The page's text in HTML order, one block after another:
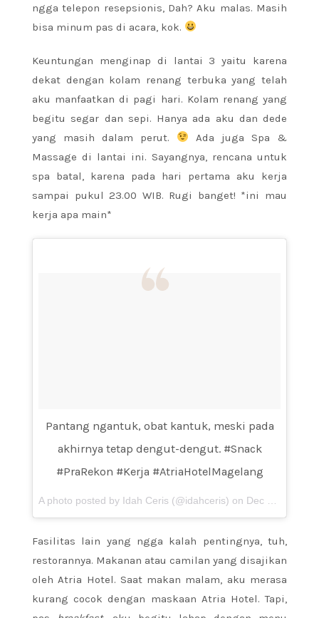
ngga telepon resepsionis, Dah? Aku malas. Masih
bisa minum pas di acara, kok.
Keuntungan menginap di lantai 3 yaitu karena
dekat dengan kolam renang terbuka yang telah
aku manfaatkan di pagi hari. Kolam renang yang
begitu segar dan sepi. Hanya ada aku dan dede
yang masih dalam perut.
Ada juga Spa &
Massage di lantai ini. Sayangnya, rencana untuk
spa batal, karena pada hari pertama aku kerja
sampai pukul 23.00 WIB. Rugi banget! *ini mau
kerja apa main*
Pantang ngantuk, obat kantuk, meski pada
akhirnya tetap dengut-dengut. #Snack
#PraRekon #Kerja #AtriaHotelMagelang
A photo posted by Idah Ceris (@idahceris) on Dec 3, 2015 at 11:38pm PST
Fasilitas lain yang ngga kalah pentingnya, tuh,
restorannya. Makanan atau camilan yang disajikan
oleh Atria Hotel. Saat makan malam, aku merasa
kurang cocok dengan maskaan Atria Hotel. Tapi,